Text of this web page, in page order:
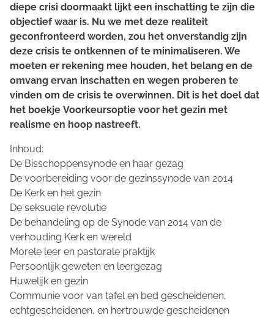
diepe crisi doormaakt lijkt een inschatting te zijn die
objectief waar is. Nu we met deze realiteit
geconfronteerd worden, zou het onverstandig zijn
deze crisis te ontkennen of te minimaliseren. We
moeten er rekening mee houden, het belang en de
omvang ervan inschatten en wegen proberen te
vinden om de crisis te overwinnen. Dit is het doel dat
het boekje Voorkeursoptie voor het gezin met
realisme en hoop nastreeft.
Inhoud:
De Bisschoppensynode en haar gezag
De voorbereiding voor de gezinssynode van 2014
De Kerk en het gezin
De seksuele revolutie
De behandeling op de Synode van 2014 van de
verhouding Kerk en wereld
Morele leer en pastorale praktijk
Persoonlijk geweten en leergezag
Huwelijk en gezin
Communie voor van tafel en bed gescheidenen,
echtgescheidenen, en hertrouwde gescheidenen